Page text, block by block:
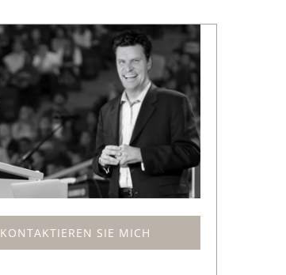
KONTAKTIEREN SIE MICH